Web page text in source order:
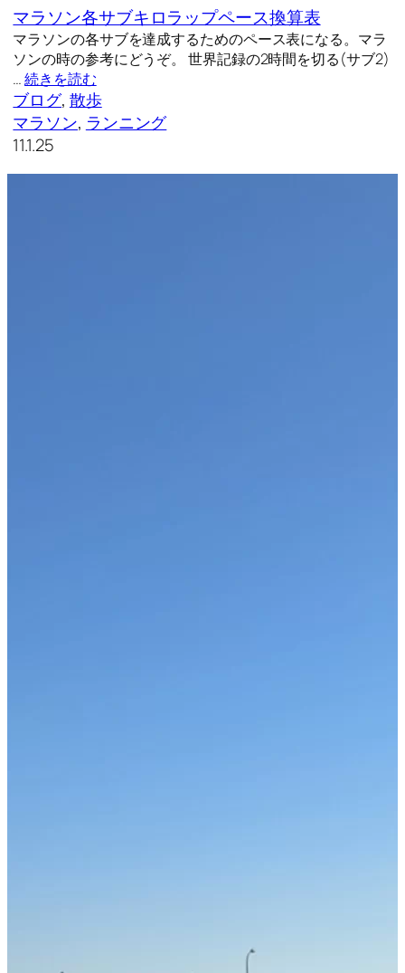
マラソン各サブキロラップペース換算表
マラソンの各サブを達成するためのペース表になる。マラ
ソンの時の参考にどうぞ。 世界記録の2時間を切る(サブ2)
…続きを読む
ブログ, 散歩
マラソン, ランニング
11.1.25